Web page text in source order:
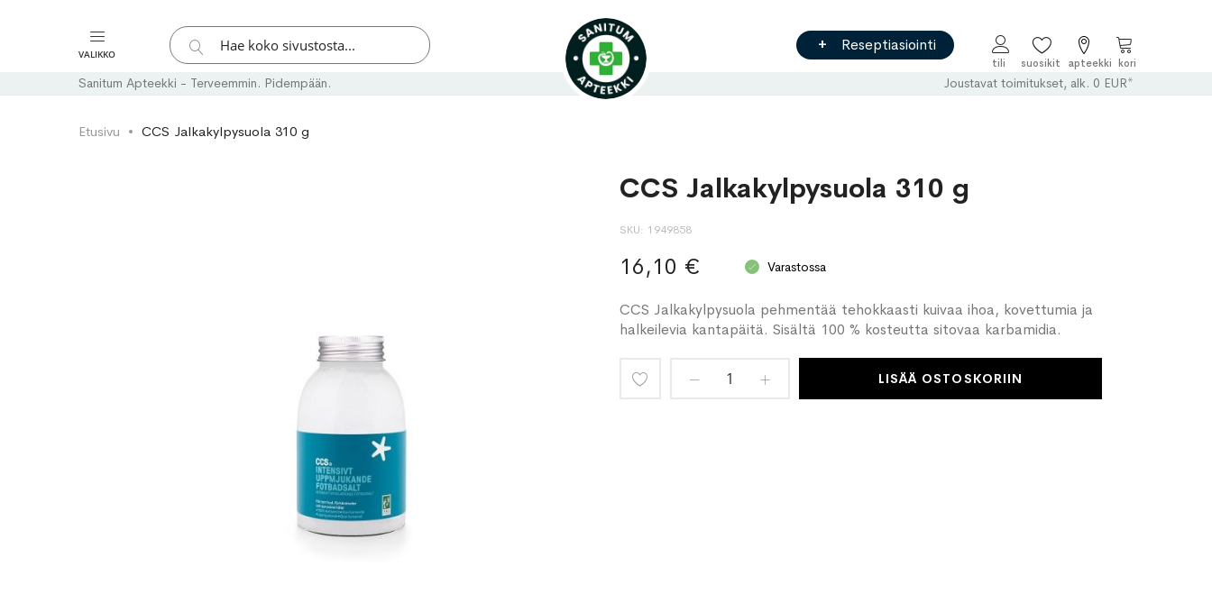
VALIKKO
Hae
Hae
Reseptiasiointi
Ostoskori
Sanitum Apteekki - Terveemmin. Pidempään. Joustavat toimitukset, alk. 0 EUR*
Etusivu CCS Jalkakylpysuola 310 g
CCS Jalkakylpysuola 310 g
SKU 1949858
16,10 € Varastossa
CCS Jalkakylpysuola pehmentää tehokkaasti kuivaa ihoa, kovettumia ja
halkeilevia kantapäitä. Sisältä 100 % kosteutta sitovaa karbamidia.
LISÄÄ OSTOSKORIIN